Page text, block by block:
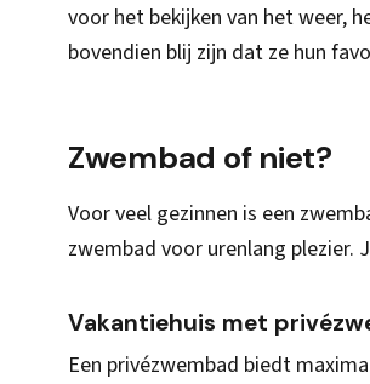
voor het bekijken van het weer,
bovendien blij zijn dat ze hun
Zwembad of niet?
Voor veel gezinnen is een
zwembad voor urenlang plezier.
Vakantiehuis met
Een privézwembad biedt